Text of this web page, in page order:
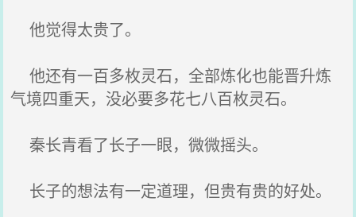
他觉得太贵了。
他还有一百多枚灵石，全部炼化也能晋升炼
气境四重天，没必要多花七八百枚灵石。
秦长青看了长子一眼，微微摇头。
长子的想法有一定道理，但贵有贵的好处。